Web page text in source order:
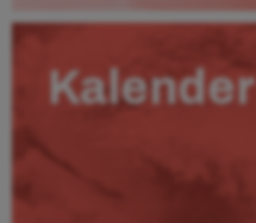
Kalender